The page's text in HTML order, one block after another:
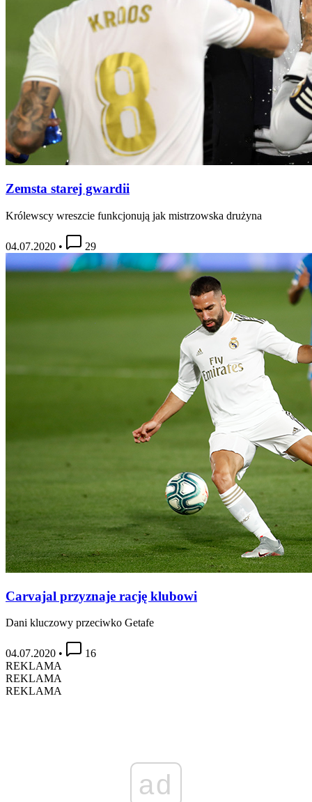
Zemsta starej gwardii
Królewscy wreszcie funkcjonują jak mistrzowska drużyna
04.07.2020 • 29
Carvajal przyznaje rację klubowi
Dani kluczowy przeciwko Getafe
04.07.2020 •
16
REKLAMA
REKLAMA
REKLAMA
ad